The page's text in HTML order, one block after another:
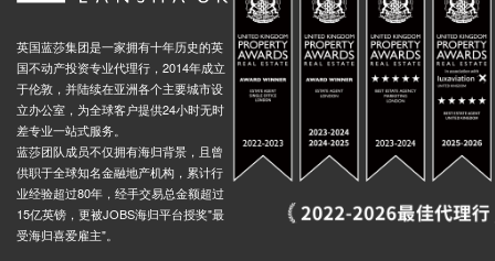
英国蓝莎集团是一家拥有十年历史的英
国不动产投资专业代理行，2014年成立
于伦敦，并陆续在亚洲各个主要城市设
立办公室，为全球客户提供24小时无时
差专业一站式服务。
蓝莎团队成员不仅拥有海归背景，且曾
供职于全球知名金融地产机构，累计行
业经验超过80年，经手交易总金额超过
15亿英镑，更被JOBS海归平台授奖"最
受海归喜爱雇主"。